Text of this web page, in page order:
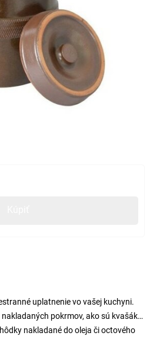
uplatnenie vo vašej kuchyni.
pokrmov, ako sú kvašáky,
nakladané do oleja či octového